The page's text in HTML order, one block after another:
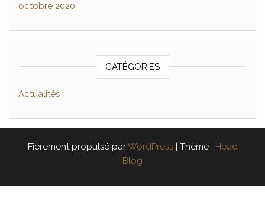
octobre 2020
CATÉGORIES
Actualités
Fièrement propulsé parWordPress Thème : Head
Blog